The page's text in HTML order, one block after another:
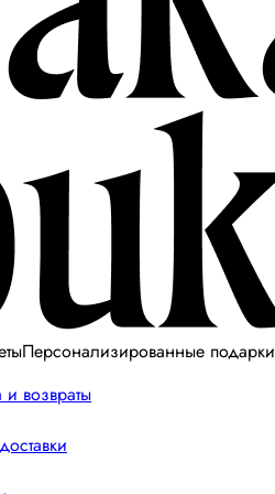
Персонализированные подарки
и возвраты